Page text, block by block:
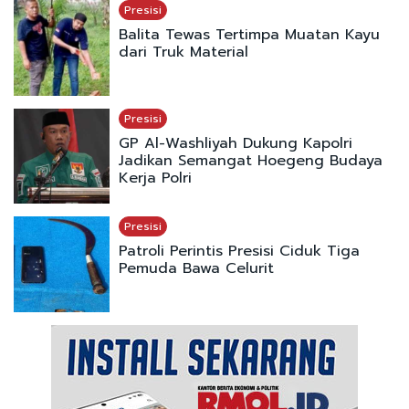
Presisi
Balita Tewas Tertimpa Muatan Kayu
dari Truk Material
Presisi
GP Al-Washliyah Dukung Kapolri
Jadikan Semangat Hoegeng Budaya
Kerja Polri
Presisi
Patroli Perintis Presisi Ciduk Tiga
Pemuda Bawa Celurit